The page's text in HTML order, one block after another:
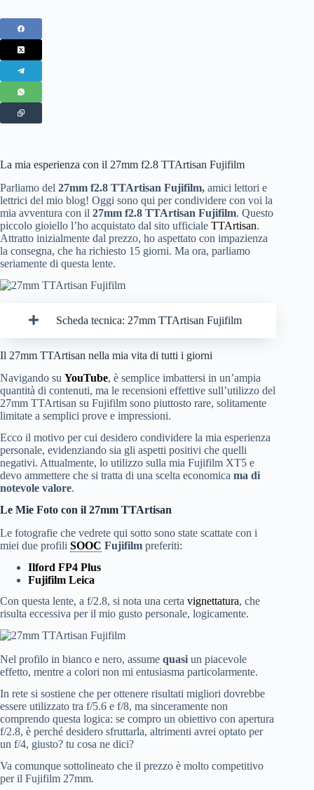
La mia esperienza con il 27mm f2.8 TTArtisan Fujifilm
Parliamo del 27mm f2.8 TTArtisan Fujifilm, amici lettori e
lettrici del mio blog! Oggi sono qui per condividere con voi la
mia avventura con il 27mm f2.8 TTArtisan Fujifilm. Questo
piccolo gioiello l’ho acquistato dal sito ufficiale TTArtisan.
Attratto inizialmente dal prezzo, ho aspettato con impazienza
la consegna, che ha richiesto 15 giorni. Ma ora, parliamo
seriamente di questa lente.
Scheda tecnica: 27mm TTArtisan Fujifilm
Il 27mm TTArtisan nella mia vita di tutti i giorni
Navigando su YouTube, è semplice imbattersi in un’ampia
quantità di contenuti, ma le recensioni effettive sull’utilizzo del
27mm TTArtisan su Fujifilm sono piuttosto rare, solitamente
limitate a semplici prove e impressioni.
Ecco il motivo per cui desidero condividere la mia esperienza
personale, evidenziando sia gli aspetti positivi che quelli
negativi. Attualmente, lo utilizzo sulla mia Fujifilm XT5 e
devo ammettere che si tratta di una scelta economica ma di
notevole valore.
Le Mie Foto con il 27mm TTArtisan
Le fotografie che vedrete qui sotto sono state scattate con i
miei due profili SOOC Fujifilm preferiti:
Ilford FP4 Plus
Fujifilm Leica
Con questa lente, a f/2.8, si nota una certa vignettatura, che
risulta eccessiva per il mio gusto personale, logicamente.
Nel profilo in bianco e nero, assume quasi un piacevole
effetto, mentre a colori non mi entusiasma particolarmente.
In rete si sostiene che per ottenere risultati migliori dovrebbe
essere utilizzato tra f/5.6 e f/8, ma sinceramente non
comprendo questa logica: se compro un obiettivo con apertura
f/2.8, è perché desidero sfruttarla, altrimenti avrei optato per
un f/4, giusto? tu cosa ne dici?
Va comunque sottolineato che il prezzo è molto competitivo
per il Fujifilm 27mm.